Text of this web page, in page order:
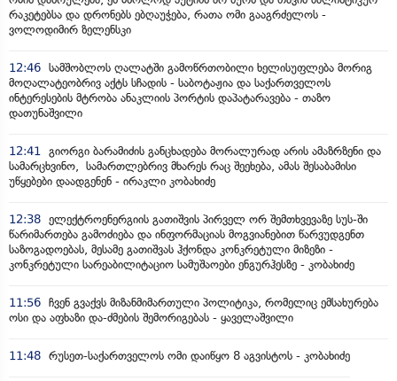
რაკეტებსა და დრონებს ებღაუჭება, რათა ომი გააგრძელოს -
ვოლოდიმირ ზელენსკი
12:46 სამშობლოს ღალატში გამოწრთობილი ხელისუფლება მორიგ
მოღალატეობრივ აქტს სჩადის - საბოტაჟია და საქართველოს
ინტერესების მტრობა ანაკლიის პორტის დაპატარავება - თაზო
დათუნაშვილი
12:41
გიორგი ბარამიძის განცხადება მორალურად არის ამაზრზენი და
სამარცხვინო, სამართლებრივ მხარეს რაც შეეხება, ამას შესაბამისი
უწყებები დაადგენენ - ირაკლი კობახიძე
12:38 ელექტროენერგიის გათიშვის პირველ ორ შემთხვევაზე სუს-ში
წარიმართება გამოძიება და ინფორმაციას მოგვიანებით წარვუდგენთ
საზოგადოებას, მესამე გათიშვას ჰქონდა კონკრეტული მიზეზი -
კონკრეტული სარეაბილიტაციო სამუშაოები ენგურჰესზე - კობახიძე
11:56 ჩვენ გვაქვს მიზანმიმართული პოლიტიკა, რომელიც ემსახურება
ოსი და აფხაზი და-ძმების შემორიგებას - ყაველაშვილი
11:48 რუსეთ-საქართველოს ომი დაიწყო 8 აგვისტოს - კობახიძე